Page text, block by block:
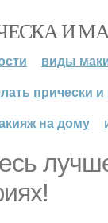
И
виды
прически
на дому